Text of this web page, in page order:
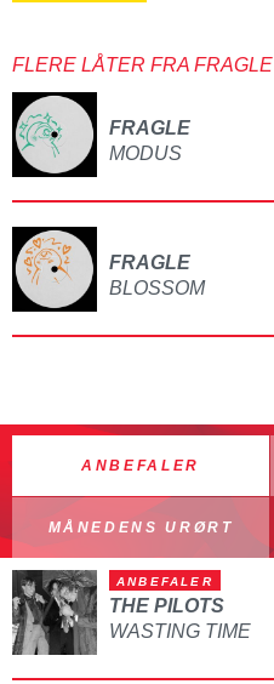
FLERE LÅTER FRA FRAGLE
FRAGLE
MODUS
FRAGLE
BLOSSOM
ANBEFALER
MÅNEDENS URØRT
ANBEFALER
THE PILOTS
WASTING TIME